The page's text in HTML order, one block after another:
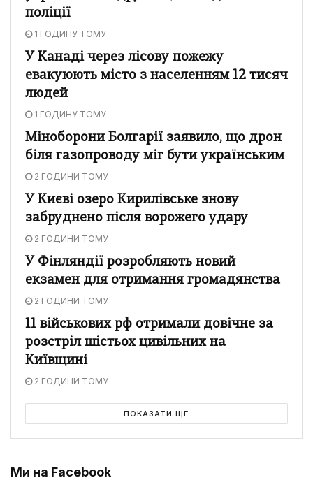
поліції
1 ГОДИНУ ТОМУ
У Канаді через лісову пожежу
евакуюють місто з населенням 12 тисяч
людей
1 ГОДИНУ ТОМУ
Міноборони Болгарії заявило, що дрон
біля газопроводу міг бути українським
2 ГОДИНИ ТОМУ
У Києві озеро Кирилівське знову
забруднено після ворожего удару
2 ГОДИНИ ТОМУ
У Фінляндії розробляють новий
екзамен для отримання громадянства
2 ГОДИНИ ТОМУ
11 військових рф отримали довічне за
розстріл шістьох цивільних на
Київщині
2 ГОДИНИ ТОМУ
ПОКАЗАТИ ЩЕ
Ми на Facebook